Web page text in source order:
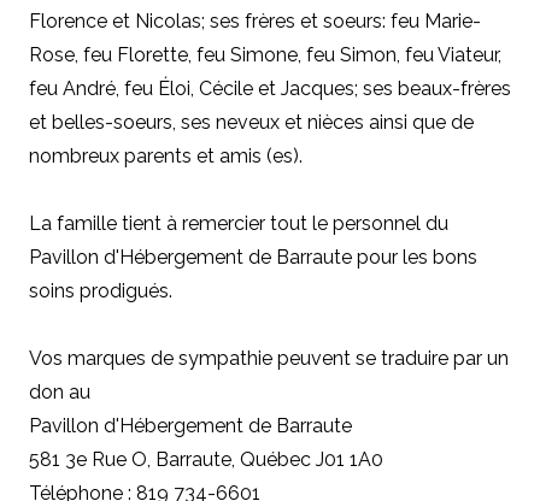
Florence et Nicolas; ses frères et soeurs: feu Marie-
Rose, feu Florette, feu Simone, feu Simon, feu Viateur,
feu André, feu Éloi, Cécile et Jacques; ses beaux-frères
et belles-soeurs, ses neveux et nièces ainsi que de
nombreux parents et amis (es).
La famille tient à remercier tout le personnel du
Pavillon d'Hébergement de Barraute pour les bons
soins prodigués.
Vos marques de sympathie peuvent se traduire par un
don au
Pavillon d'Hébergement de Barraute
581 3e Rue O, Barraute, Québec J01 1A0
Téléphone : 819 734-6601